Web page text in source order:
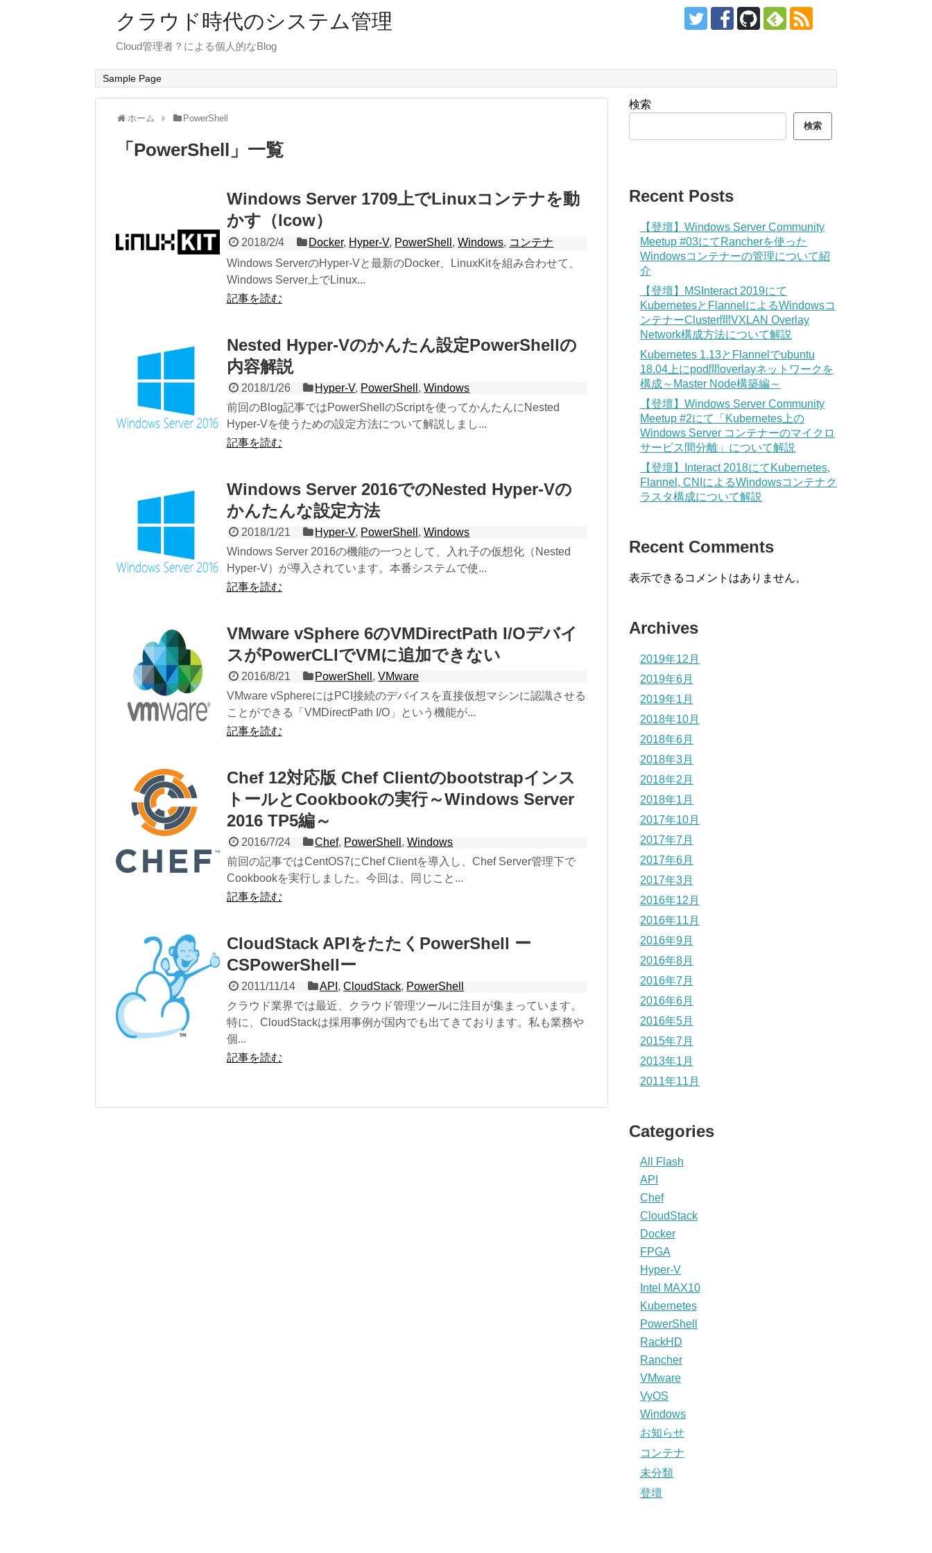
クラウド時代のシステム管理
Cloud管理者？による個人的なBlog
Sample Page
ホーム PowerShell
「 PowerShell 」 一覧
Windows Server 1709上でLinuxコンテナを動
かす（lcow）
2018/2/4 Docker, Hyper-V, PowerShell ,Windows, コンテナ
Windows ServerのHyper-Vと最新のDocker、LinuxKitを組み合わせて、
Windows Server上でLinux...
記事を読む
Nested Hyper-Vのかんたん設定PowerShellの
内容解説
2018/1/26 Hyper-V, PowerShell ,Windows
前回のBlog記事ではPowerShellのScriptを使ってかんたんにNested
Hyper-Vを使うための設定方法について解説しまし...
記事を読む
Windows Server 2016でのNested Hyper-Vの
かんたんな設定方法
2018/1/21 Hyper-V, PowerShell ,Windows
Windows Server 2016の機能の一つとして、入れ子の仮想化（Nested
Hyper-V）が導入されています。本番システムで使...
記事を読む
VMware vSphere 6のVMDirectPath I/Oデバイ
スがPowerCLIでVMに追加できない
2016/8/21 PowerShell ,VMware
VMware vSphereにはPCI接続のデバイスを直接仮想マシンに認識させる
ことができる「VMDirectPath I/O」という機能が...
記事を読む
Chef 12対応版 Chef Clientのbootstrapインス
トールとCookbookの実行～Windows Server
2016 TP5編～
2016/7/24 Chef, PowerShell ,Windows
前回の記事ではCentOS7にChef Clientを導入し、Chef Server管理下で
Cookbookを実行しました。今回は、同じこと...
記事を読む
CloudStack APIをたたくPowerShell ー
CSPowerShellー
2011/11/14 API ,CloudStack, PowerShell
クラウド業界では最近、クラウド管理ツールに注目が集まっています。
特に、CloudStackは採用事例が国内でも出てきております。私も業務や
個...
記事を読む
検索
検索
Recent Posts
【登壇】Windows Server Community
Meetup #03にてRancherを使った
Windowsコンテナーの管理について紹
介
【登壇】MSInteract 2019にて
KubernetesとFlannelによるWindowsコ
ンテナーCluster間VXLAN Overlay
Network構成方法について解説
Kubernetes 1.13とFlannelでubuntu
18.04上にpod間overlayネットワークを
構成～Master Node構築編～
【登壇】Windows Server Community
Meetup #2にて「Kubernetes上の
Windows Server コンテナーのマイクロ
サービス間分離」について解説
【登壇】Interact 2018にてKubernetes,
Flannel, CNIによるWindowsコンテナク
ラスタ構成について解説
Recent Comments
表示できるコメントはありません。
Archives
2019年12月
2019年6月
2019年1月
2018年10月
2018年6月
2018年3月
2018年2月
2018年1月
2017年10月
2017年7月
2017年6月
2017年3月
2016年12月
2016年11月
2016年9月
2016年8月
2016年7月
2016年6月
2016年5月
2015年7月
2013年1月
2011年11月
Categories
All Flash
API
Chef
CloudStack
Docker
FPGA
Hyper-V
Intel MAX10
Kubernetes
PowerShell
RackHD
Rancher
VMware
VyOS
Windows
お知らせ
コンテナ
未分類
登壇